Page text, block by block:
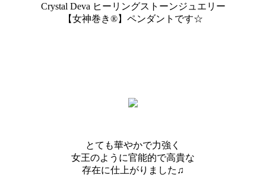
Crystal Deva ヒーリングストーンジュエリー
【女神巻き®】ペンダントです☆
とても華やかで力強く
女王のように官能的で高貴な
存在に仕上がりました♫